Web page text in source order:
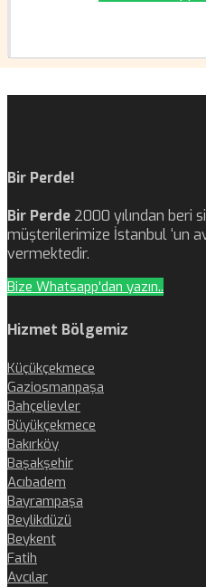
Bir Perde!
Bir Perde 2000 yılından beri
müşterilerimize İstanbul ‘un
vermektedir.
Bize Whatsapp'dan yazın..
Hizmet Bölgemiz
Küçükçekmece
Gaziosmanpaşa
Bahçelievler
Büyükçekmece
Bakırköy
Başakşehir
Acıbadem
Bayrampaşa
Beylikdüzü
Beykent
Fatih
Avcılar